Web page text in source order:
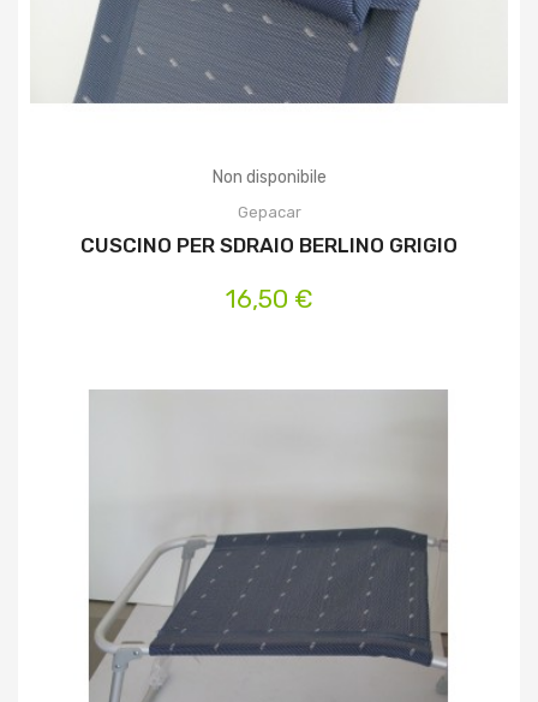
Non disponibile
Gepacar
CUSCINO PER SDRAIO BERLINO GRIGIO
16,50 €